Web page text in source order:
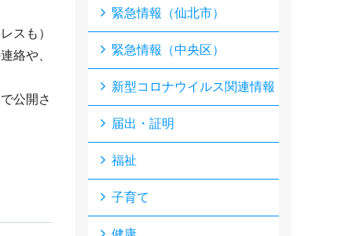
スも）
絡や、
公開さ
緊急情報（仙北市）
緊急情報（中央区）
新型コロナウイルス関連情報
届出・証明
福祉
子育て